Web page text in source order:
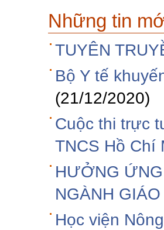
Những tin
TUYÊN
Bộ Y tế
(21/12/2020)
Cuộc thi trực
TNCS Hồ Chí
HƯỞNG ỨNG
NGÀNH
Học viện